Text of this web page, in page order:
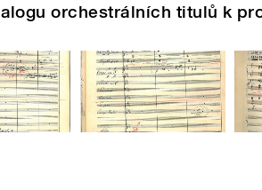
orchestrálních titulů k